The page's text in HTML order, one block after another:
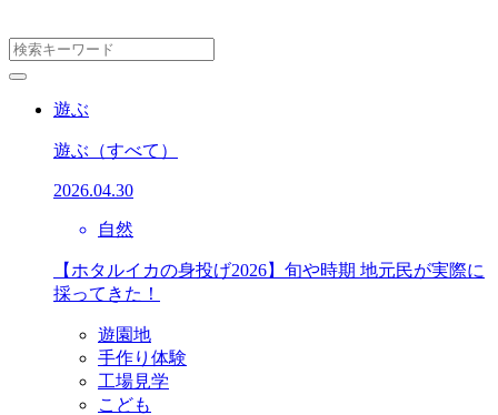
遊ぶ
遊ぶ （すべて）
2026.04.30
自然
【ホタルイカの身投げ2026】旬や時期 地元民が実際に
採ってきた！
遊園地
手作り体験
工場見学
こども